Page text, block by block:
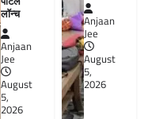
लॉन्च
Anjaan
Jee
August
5,
2026
Anjaan
Jee
August
5,
2026